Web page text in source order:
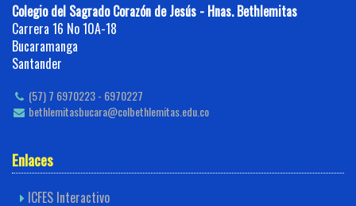
Colegio del Sagrado Corazón de Jesús - Hnas. Bethlemitas
Carrera 16 No 10A-18
Bucaramanga
Santander
(57) 7 6970223 - 6970227
bethlemitasbucara@colbethlemitas.edu.co
Enlaces
ICFES Interactivo